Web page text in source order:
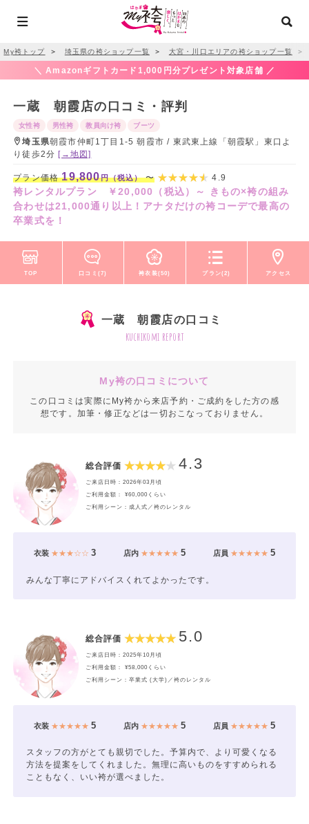
My袴トップ ＞ 埼玉県の袴ショップ一覧 ＞ 大宮・川口エリアの袴ショップ一覧 ＞
＼ Amazonギフトカード1,000円分プレゼント対象店舗 ／
一蔵 朝霞店の口コミ・評判
女性袴 男性袴 教員向け袴 ブーツ
埼玉県朝霞市仲町1丁目1-5 朝霞市 / 東武東上線「朝霞駅」東口よ
り徒歩2分[→地図]
プラン価格19,800円（税込）〜 4.9
袴レンタルプラン ￥20,000（税込）～ きもの×袴の組み
合わせは21,000通り以上！アナタだけの袴コーデで最高の
卒業式を！
TOP 口コミ(7) 袴衣装(50) プラン(2) アクセス
一蔵 朝霞店の口コミ
kuchikomi report
My袴の口コミについて
この口コミは実際にMy袴から来店予約・ご成約をした方の感
想です。加筆・修正などは一切おこなっておりません。
総合評価 4.3
ご来店日時：2026年03月頃
ご利用金額： ¥60,000くらい
ご利用シーン：成人式／袴のレンタル
衣装★★★☆☆ 3 店内★★★★★ 5 店員 ★★★★★5
みんな丁寧にアドバイスくれてよかったです。
総合評価 5.0
ご来店日時：2025年10月頃
ご利用金額： ¥58,000くらい
ご利用シーン：卒業式 (大学)／袴のレンタル
衣装★★★★★ 5 店内★★★★★ 5 店員 ★★★★★5
スタッフの方がとても親切でした。予算内で、より可愛くなる
方法を提案をしてくれました。無理に高いものをすすめられる
こともなく、いい袴が選べました。